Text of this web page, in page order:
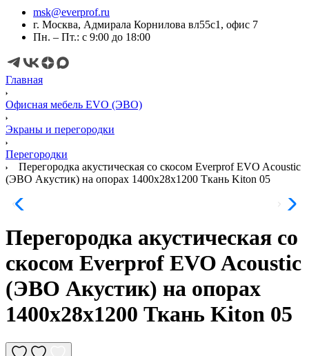
msk@everprof.ru
г. Москва, Адмирала Корнилова вл55с1, офис 7
Пн. – Пт.: с 9:00 до 18:00
Главная
Офисная мебель EVO (ЭВО)
Экраны и перегородки
Перегородки
Перегородка акустическая со скосом Everprof EVO Acoustic
(ЭВО Акустик) на опорах 1400х28х1200 Ткань Kiton 05
Перегородка акустическая со
скосом Everprof EVO Acoustic
(ЭВО Акустик) на опорах
1400х28х1200 Ткань Kiton 05